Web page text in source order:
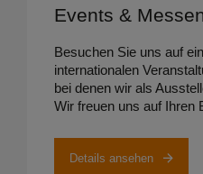
Events &
Besuchen Sie uns auf
internationalen
bei denen wir als
Wir freuen uns auf Ihren
Details ansehen